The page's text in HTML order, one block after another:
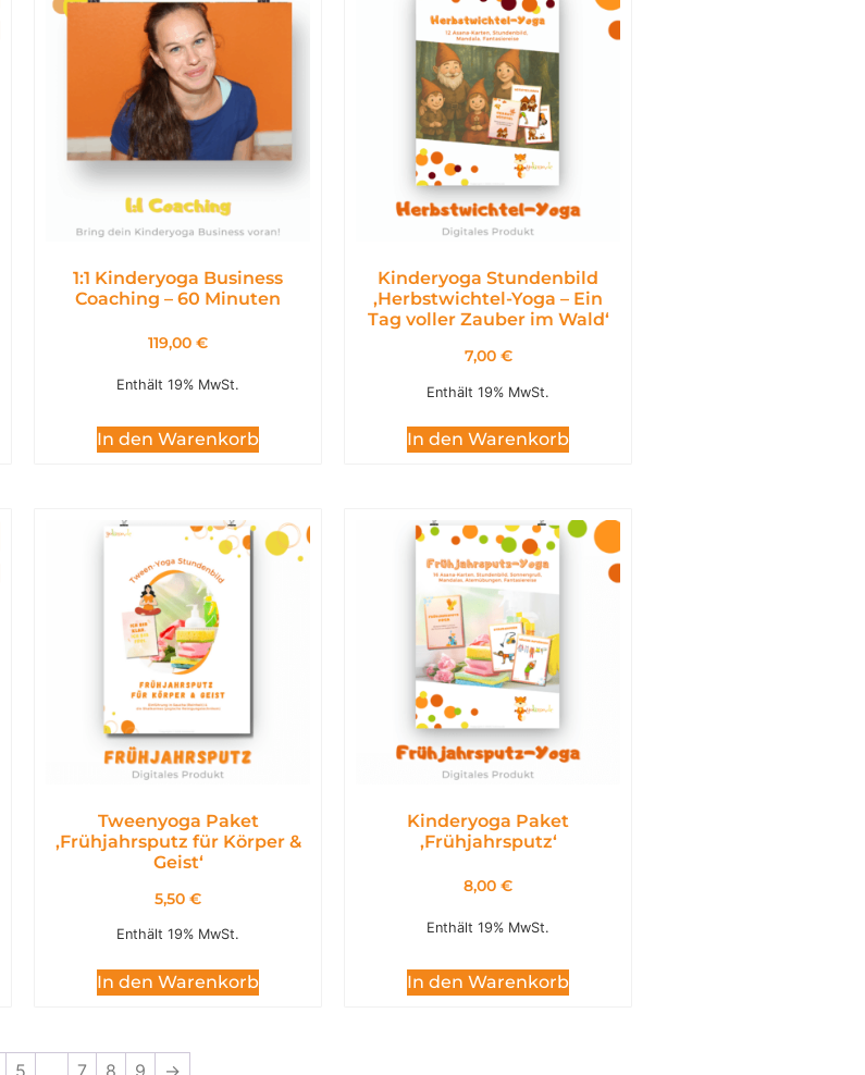
1:1 Kinderyoga Business
Coaching – 60 Minuten
119,00 €
Enthält 19% MwSt.
In den Warenkorb
Kinderyoga Stundenbild
,Herbstwichtel-Yoga – Ein
Tag voller Zauber im Wald‘
7,00 €
Enthält 19% MwSt.
In den Warenkorb
Tweenyoga Paket
,Frühjahrsputz für Körper &
Geist‘
5,50 €
Enthält 19% MwSt.
In den Warenkorb
Kinderyoga Paket
,Frühjahrsputz‘
8,00 €
Enthält 19% MwSt.
In den Warenkorb
5 7 8 9 →